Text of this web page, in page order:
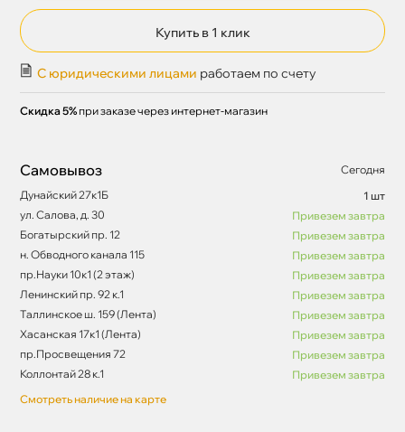
Купить в 1 клик
С юридическими лицами работаем по счету
Скидка 5% при заказе через интернет-магазин
Самовывоз
Сегодня
Дунайский 27к1Б
1 шт
ул. Салова, д. 30
Привезем завтра
Богатырский пр. 12
Привезем завтра
н. Обводного канала 115
Привезем завтра
пр.Науки 10к1 (2 этаж)
Привезем завтра
Ленинский пр. 92 к.1
Привезем завтра
Таллинское ш. 159 (Лента)
Привезем завтра
Хасанская 17к1 (Лента)
Привезем завтра
пр.Просвещения 72
Привезем завтра
Коллонтай 28 к.1
Привезем завтра
Смотреть наличие на карте